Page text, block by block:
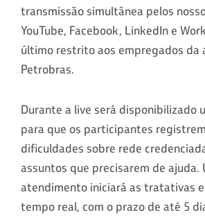
transmissão simultânea pelos
YouTube, Facebook, LinkedIn e
último restrito aos empregados da
Petrobras.
Durante a live será disponibilizado
para que os participantes
dificuldades sobre rede
assuntos que precisarem de ajuda.
atendimento iniciará as tratativas e
tempo real, com o prazo de até 5